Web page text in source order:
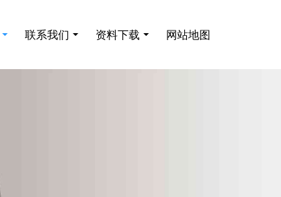
联系我们 资料下载 网站地图